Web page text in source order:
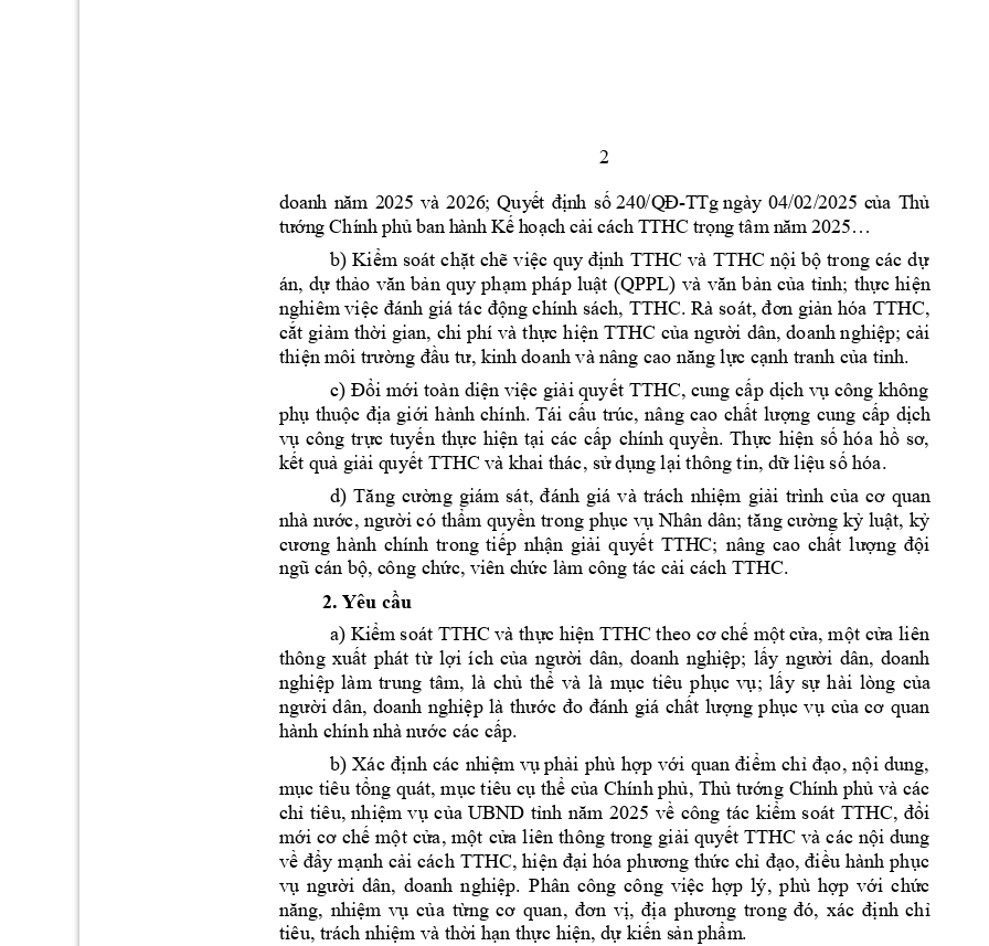
2
doanh năm 2025 và 2026; Quyết định số 240/QĐ-TTg ngày 04/02/2025 của Thủ
tướng Chính phủ ban hành Kế hoạch cải cách TTHC trọng tâm năm 2025…
b) Kiểm soát chặt chẽ việc quy định TTHC và TTHC nội bộ trong các dự
án, dự thảo văn bản quy phạm pháp luật (QPPL) và văn bản của tỉnh; thực hiện
nghiêm việc đánh giá tác động chính sách, TTHC. Rà soát, đơn giản hóa TTHC,
cắt giảm thời gian, chi phí và thực hiện TTHC của người dân, doanh nghiệp; cải
thiện môi trường đầu tư, kinh doanh và nâng cao năng lực cạnh tranh của tỉnh.
c) Đổi mới toàn diện việc giải quyết TTHC, cung cấp dịch vụ công không
phụ thuộc địa giới hành chính. Tái cấu trúc, nâng cao chất lượng cung cấp dịch
vụ công trực tuyến thực hiện tại các cấp chính quyền. Thực hiện số hóa hồ sơ,
kết quả giải quyết TTHC và khai thác, sử dụng lại thông tin, dữ liệu số hóa.
d) Tăng cường giám sát, đánh giá và trách nhiệm giải trình của cơ quan
nhà nước, người có thẩm quyền trong phục vụ Nhân dân; tăng cường kỷ luật, kỷ
cương hành chính trong tiếp nhận giải quyết TTHC; nâng cao chất lượng đội
ngũ cán bộ, công chức, viên chức làm công tác cải cách TTHC.
2. Yêu cầu
a) Kiểm soát TTHC và thực hiện TTHC theo cơ chế một cửa, một cửa liên
thông xuất phát từ lợi ích của người dân, doanh nghiệp; lấy người dân, doanh
nghiệp làm trung tâm, là chủ thể và là mục tiêu phục vụ; lấy sự hài lòng của
người dân, doanh nghiệp là thước đo đánh giá chất lượng phục vụ của cơ quan
hành chính nhà nước các cấp.
b) Xác định các nhiệm vụ phải phù hợp với quan điểm chỉ đạo, nội dung,
mục tiêu tổng quát, mục tiêu cụ thể của Chính phủ, Thủ tướng Chính phủ và các
chỉ tiêu, nhiệm vụ của UBND tỉnh năm 2025 về công tác kiểm soát TTHC, đổi
mới cơ chế một cửa, một cửa liên thông trong giải quyết TTHC và các nội dung
về đẩy mạnh cải cách TTHC, hiện đại hóa phương thức chỉ đạo, điều hành phục
vụ người dân, doanh nghiệp. Phân công công việc hợp lý, phù hợp với chức
năng, nhiệm vụ của từng cơ quan, đơn vị, địa phương trong đó, xác định chỉ
tiêu, trách nhiệm và thời hạn thực hiện, dự kiến sản phẩm.